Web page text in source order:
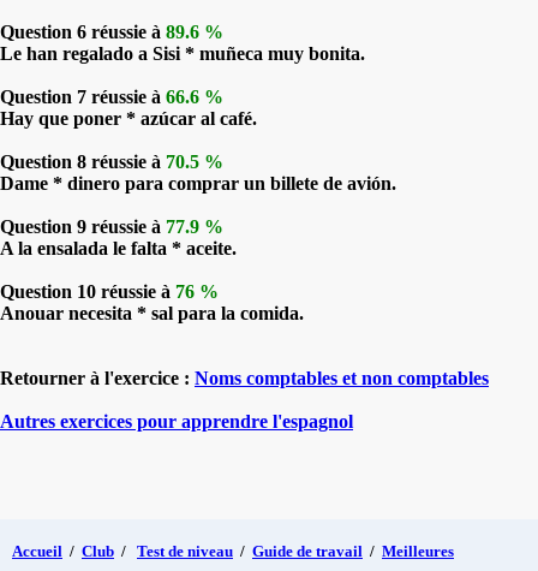
Question 6 réussie à 89.6 %
Le han regalado a Sisi * muñeca muy bonita.
Question 7 réussie à 66.6 %
Hay que poner * azúcar al café.
Question 8 réussie à 70.5 %
Dame * dinero para comprar un billete de avión.
Question 9 réussie à 77.9 %
A la ensalada le falta * aceite.
Question 10 réussie à 76 %
Anouar necesita * sal para la comida.
Retourner à l'exercice : Noms comptables et non comptables
Autres exercices pour apprendre l'espagnol
Accueil / Club / Test de niveau / Guide de travail / Meilleures